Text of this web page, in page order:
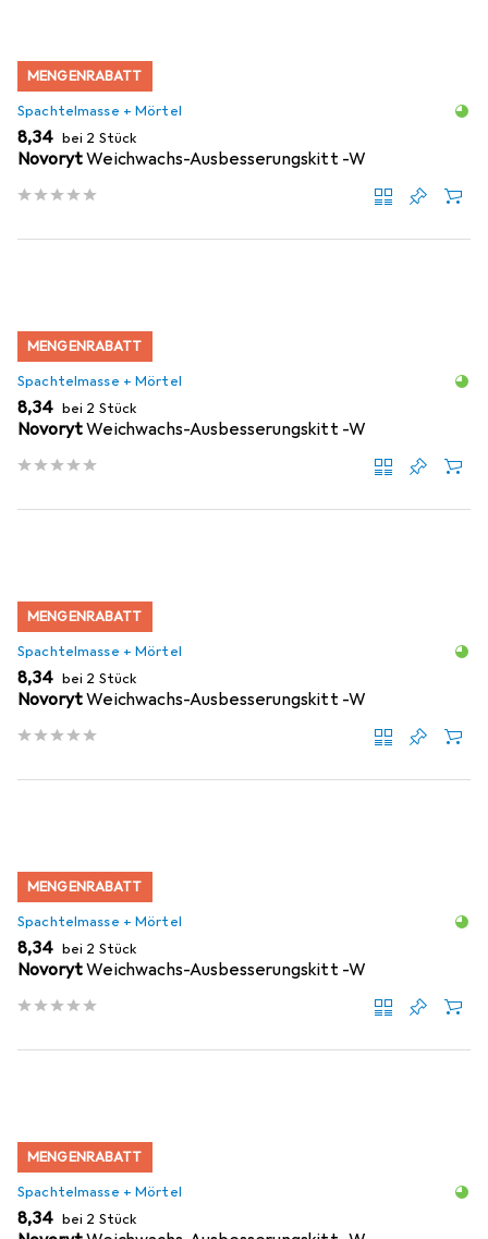
MENGENRABATT
Spachtelmasse + Mörtel
EUR
8,34 bei 2 Stück
NovorytWeichwachs-Ausbesserungskitt -W
MENGENRABATT
Spachtelmasse + Mörtel
EUR
8,34 bei 2 Stück
NovorytWeichwachs-Ausbesserungskitt -W
MENGENRABATT
Spachtelmasse + Mörtel
EUR
8,34 bei 2 Stück
NovorytWeichwachs-Ausbesserungskitt -W
MENGENRABATT
Spachtelmasse + Mörtel
EUR
8,34 bei 2 Stück
NovorytWeichwachs-Ausbesserungskitt -W
MENGENRABATT
Spachtelmasse + Mörtel
EUR
8,34 bei 2 Stück